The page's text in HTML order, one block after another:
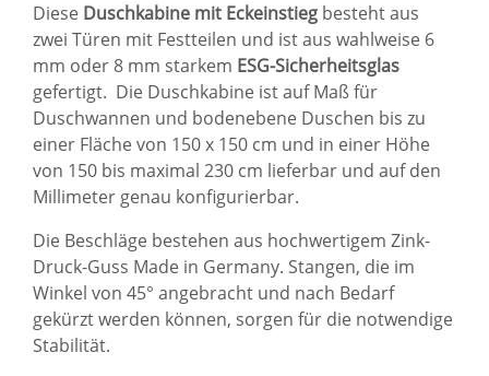
Diese Duschkabine mit Eckeinstieg besteht aus
zwei Türen mit Festteilen und ist aus wahlweise 6
mm oder 8 mm starkem ESG-Sicherheitsglas
gefertigt. Die Duschkabine ist auf Maß für
Duschwannen und bodenebene Duschen bis zu
einer Fläche von 150 x 150 cm und in einer Höhe
von 150 bis maximal 230 cm lieferbar und auf den
Millimeter genau konfigurierbar.
Die Beschläge bestehen aus hochwertigem Zink-
Druck-Guss Made in Germany. Stangen, die im
Winkel von 45° angebracht und nach Bedarf
gekürzt werden können, sorgen für die notwendige
Stabilität.